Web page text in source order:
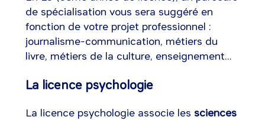
de spécialisation vous sera suggéré en
fonction de votre projet professionnel :
journalisme-communication, métiers du
livre, métiers de la culture, enseignement...
La licence psychologie
La licence psychologie associe les sciences